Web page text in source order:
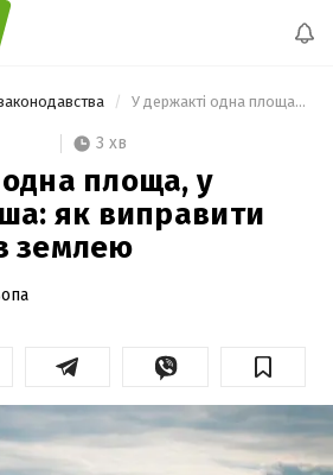
У держакті одна площа, у кадастрі інша: як виправити проблему із землею
3 хв
площа, у
як виправити
землею